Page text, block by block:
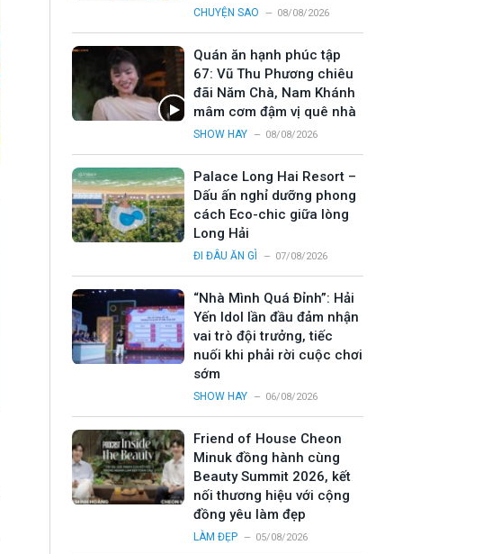
CHUYỆN SAO 08/08/2026
Quán ăn hạnh phúc tập
67: Vũ Thu Phương chiêu
đãi Năm Chà, Nam Khánh
mâm cơm đậm vị quê nhà
SHOW HAY 08/08/2026
Palace Long Hai Resort –
Dấu ấn nghỉ dưỡng phong
cách Eco-chic giữa lòng
Long Hải
ĐI ĐÂU ĂN GÌ 07/08/2026
“Nhà Mình Quá Đỉnh”: Hải
Yến Idol lần đầu đảm nhận
vai trò đội trưởng, tiếc
nuối khi phải rời cuộc chơi
sớm
SHOW HAY 06/08/2026
Friend of House Cheon
Minuk đồng hành cùng
Beauty Summit 2026, kết
nối thương hiệu với cộng
đồng yêu làm đẹp
LÀM ĐẸP 05/08/2026